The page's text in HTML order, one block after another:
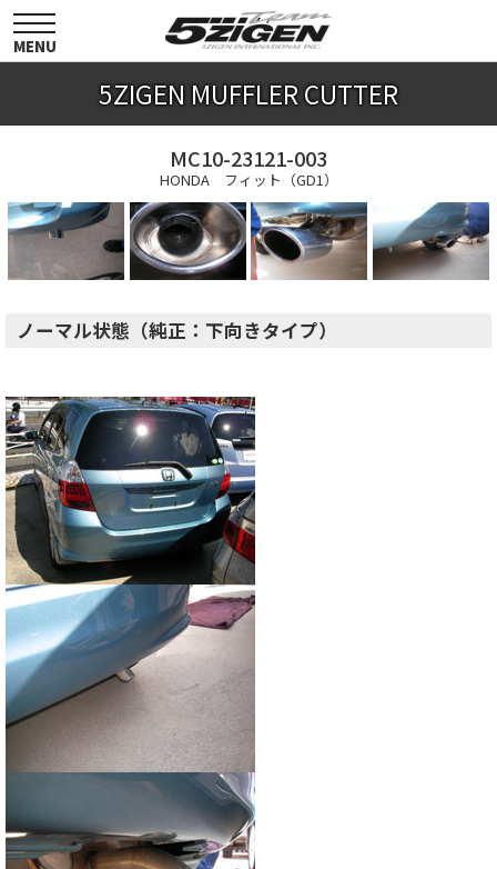
toggle
navigation
MENU
5ZIGEN MUFFLER CUTTER
MC10-23121-003
HONDA フィット（GD1）
ノーマル状態（純正：下向きタイプ）